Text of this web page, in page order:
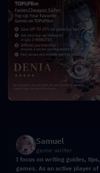
Samuel
game writer
I focus on writing guides,
games. As an active player